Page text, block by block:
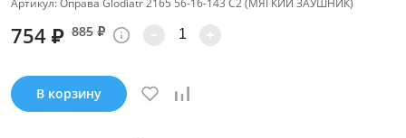
754 ₽ 885 ₽
В корзину